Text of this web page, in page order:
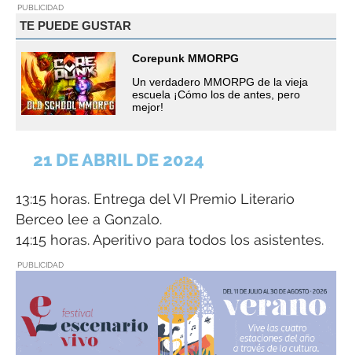
PUBLICIDAD
TE PUEDE GUSTAR
Corepunk MMORPG
Un verdadero MMORPG de la vieja
escuela ¡Cómo los de antes, pero
mejor!
21 DE ABRIL DE 2024
13:15 horas. Entrega del VI Premio Literario
Berceo lee a Gonzalo.
14:15 horas. Aperitivo para todos los asistentes.
PUBLICIDAD